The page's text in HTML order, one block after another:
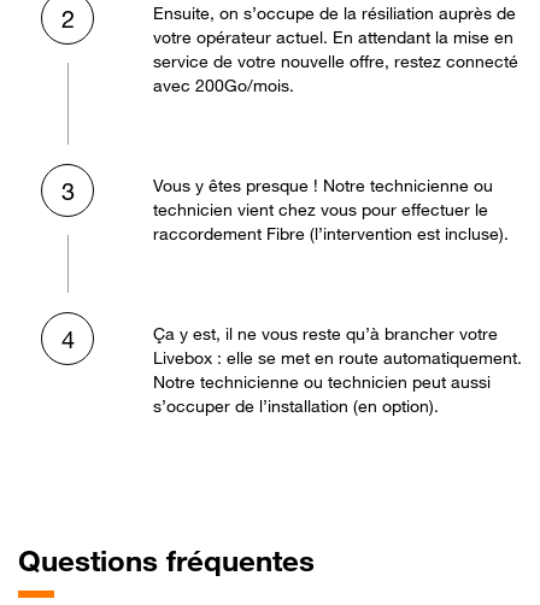
2
Ensuite, on s’occupe de la résiliation auprès de
votre opérateur actuel. En attendant la mise en
service de votre nouvelle offre, restez connecté
avec 200Go/mois.
3
Vous y êtes presque ! Notre technicienne ou
technicien vient chez vous pour effectuer le
raccordement Fibre (l’intervention est incluse).
4
Ça y est, il ne vous reste qu’à brancher votre
Livebox : elle se met en route automatiquement.
Notre technicienne ou technicien peut aussi
s’occuper de l’installation (en option).
Questions fréquentes